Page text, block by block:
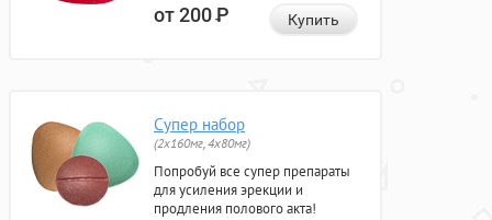
от 200Р Купить
Супер набор
(2х160мг, 4х80мг)
Попробуй все супер препараты
для усиления эрекции и
продления полового акта!